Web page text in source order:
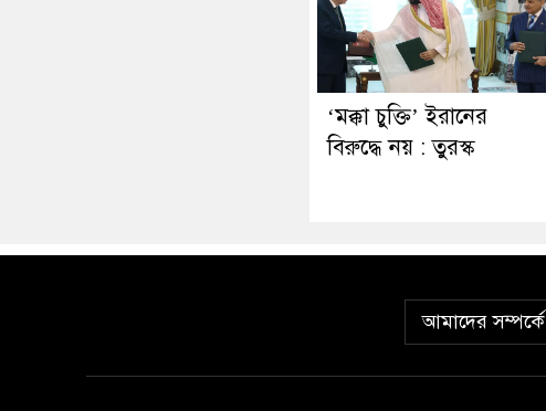
‘মক্কা চুক্তি’ ইরানের
বিরুদ্ধে নয় : তুরস্ক
আমাদের সম্পর্কে